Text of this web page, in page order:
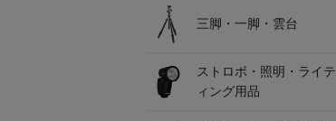
三脚・一脚・雲台
ストロボ・照明・ライテ
ィング用品